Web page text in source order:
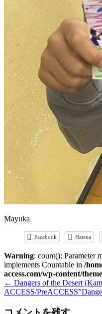
Mayuka
Facebook Hatena
Warning: count(): Parameter
implements Countable in /
access.com/wp-content/
← Dangers of the Desert
ACCESS/